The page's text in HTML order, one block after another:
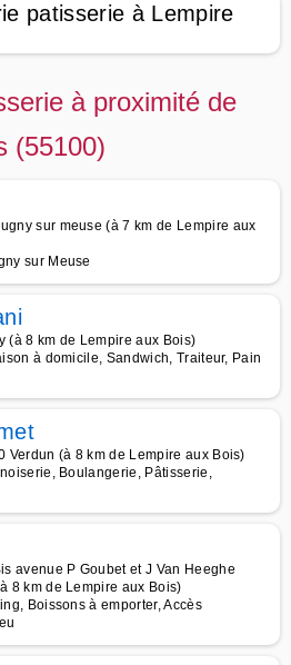
patisserie à Lempire
à proximité de
(55100)
sur meuse (à 7 km de Lempire aux
sur Meuse
(à 8 km de Lempire aux Bois)
à domicile, Sandwich, Traiteur, Pain
Verdun (à 8 km de Lempire aux Bois)
Boulangerie, Pâtisserie,
avenue P Goubet et J Van Heeghe
8 km de Lempire aux Bois)
Boissons à emporter, Accès